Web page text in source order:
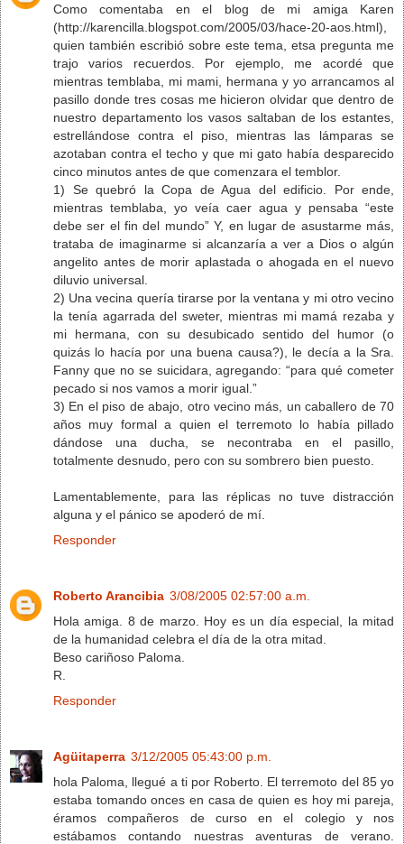
Como comentaba en el blog de mi amiga Karen
(http://karencilla.blogspot.com/2005/03/hace-20-aos.html),
quien también escribió sobre este tema, etsa pregunta me
trajo varios recuerdos. Por ejemplo, me acordé que
mientras temblaba, mi mami, hermana y yo arrancamos al
pasillo donde tres cosas me hicieron olvidar que dentro de
nuestro departamento los vasos saltaban de los estantes,
estrellándose contra el piso, mientras las lámparas se
azotaban contra el techo y que mi gato había desparecido
cinco minutos antes de que comenzara el temblor.
1) Se quebró la Copa de Agua del edificio. Por ende,
mientras temblaba, yo veía caer agua y pensaba “este
debe ser el fin del mundo” Y, en lugar de asustarme más,
trataba de imaginarme si alcanzaría a ver a Dios o algún
angelito antes de morir aplastada o ahogada en el nuevo
diluvio universal.
2) Una vecina quería tirarse por la ventana y mi otro vecino
la tenía agarrada del sweter, mientras mi mamá rezaba y
mi hermana, con su desubicado sentido del humor (o
quizás lo hacía por una buena causa?), le decía a la Sra.
Fanny que no se suicidara, agregando: “para qué cometer
pecado si nos vamos a morir igual.”
3) En el piso de abajo, otro vecino más, un caballero de 70
años muy formal a quien el terremoto lo había pillado
dándose una ducha, se necontraba en el pasillo,
totalmente desnudo, pero con su sombrero bien puesto.
Lamentablemente, para las réplicas no tuve distracción
alguna y el pánico se apoderó de mí.
Responder
Roberto Arancibia 3/08/2005 02:57:00 a.m.
Hola amiga. 8 de marzo. Hoy es un día especial, la mitad
de la humanidad celebra el día de la otra mitad.
Beso cariñoso Paloma.
R.
Responder
Agüitaperra 3/12/2005 05:43:00 p.m.
hola Paloma, llegué a ti por Roberto. El terremoto del 85 yo
estaba tomando onces en casa de quien es hoy mi pareja,
éramos compañeros de curso en el colegio y nos
estábamos contando nuestras aventuras de verano.